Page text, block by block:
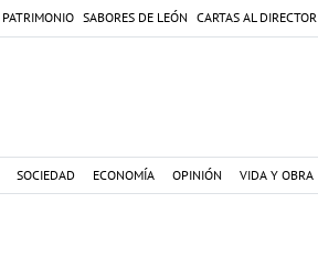
PATRIMONIO SABORES DE LEÓN CARTAS AL DIRECTOR
SOCIEDAD ECONOMÍA OPINIÓN VIDA Y OBRA